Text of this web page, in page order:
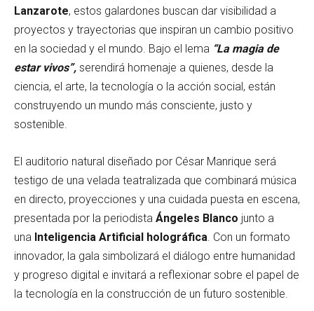
Lanzarote, estos galardones buscan dar visibilidad a
proyectos y trayectorias que inspiran un cambio positivo
en la sociedad y el mundo. Bajo el lema “La magia de
estar vivos”, serendirá homenaje a quienes, desde la
ciencia, el arte, la tecnología o la acción social, están
construyendo un mundo más consciente, justo y
sostenible.
El auditorio natural diseñado por César Manrique será
testigo de una velada teatralizada que combinará música
en directo, proyecciones y una cuidada puesta en escena,
presentada por la periodista Ángeles Blanco junto a
una Inteligencia Artificial holográfica. Con un formato
innovador, la gala simbolizará el diálogo entre humanidad
y progreso digital e invitará a reflexionar sobre el papel de
la tecnología en la construcción de un futuro sostenible.